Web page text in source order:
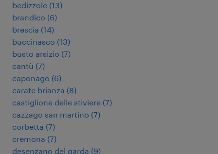
bedizzole (13)
brandico (6)
brescia (14)
buccinasco (13)
busto arsizio (7)
cantù (7)
caponago (6)
carate brianza (8)
castiglione delle stiviere (7)
cazzago san martino (7)
corbetta (7)
cremona (7)
desenzano del garda (9)